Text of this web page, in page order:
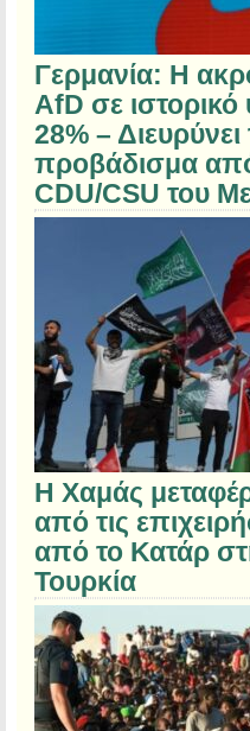
Γερμανία: Η
AfD σε
28% – Διευρύνει
προβάδισμα
CDU/CSU του
Η Χαμάς
από τις
από το Κατάρ
Τουρκία